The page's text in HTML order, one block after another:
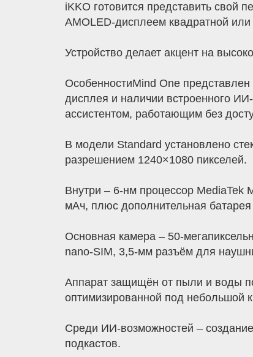
iKKO готовится представить
AMOLED-дисплеем квадратной
Устройство делает акцент на
ОсобенностиMind One
дисплея и наличии встроенного
ассистентом, работающим без
В модели Standard установлено
разрешением 1240×1080 пикселей.
Внутри – 6-нм процессор MediaTek
мАч, плюс дополнительная
Основная камера – 50-
nano-SIM, 3,5-мм разъём для
Аппарат защищён от пыли и воды
оптимизированной под небольшой
Среди ИИ-возможностей –
подкастов.